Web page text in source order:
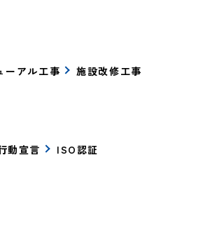
ーアル工事
施設改修工事
動宣言 ISO認証